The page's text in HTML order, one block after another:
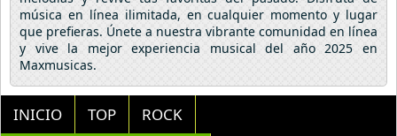
música en línea ilimitada, en cualquier momento y lugar
que prefieras. Únete a nuestra vibrante comunidad en línea
y vive la mejor experiencia musical del año 2025 en
Maxmusicas.
INICIO TOP
ROCK